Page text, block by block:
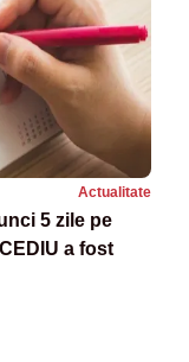
Actualitate
5 zile pe
a fost